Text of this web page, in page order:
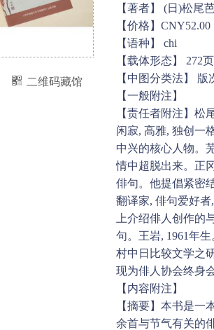
 二维码藏馆
【著者】 (日)松尾
【价格】CNY52.00
【语种】 chi
【载体形态】 272
【中图分类法】 版
【一般附注】
【责任者附注】松
闲寂, 高雅, 独创一
中兴的核心人物。
情中超脱出来。正
俳句。他提倡紧密
翻译家, 俳句爱好
上介绍俳人创作的
句。王岩, 1961年
村中日比较文学之
现为俳人协会终身
【内容附注】
【摘要】本书是
余首与节气有关的